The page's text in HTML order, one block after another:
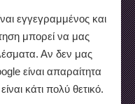
εγγεγραμμένος και
μπορεί να μας
Αν δεν μας
είναι απαραίτητα
κάτι πολύ θετικό.